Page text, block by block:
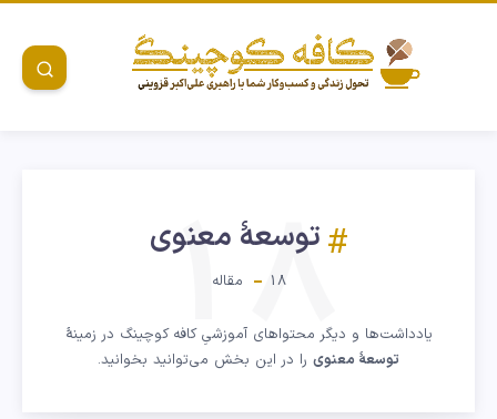
توسعهٔ معنوی
18 مقاله
18
یادداشت‌ها و دیگر محتواهای آموزشیِ کافه کوچینگ در زمینهٔ
توسعهٔ معنوی را در این بخش می‌توانید بخوانید.